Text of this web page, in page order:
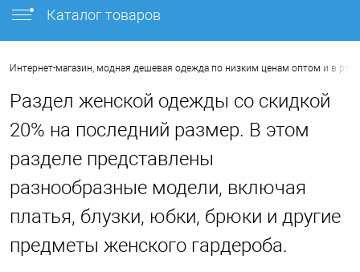
Каталог товаров
Интернет-магазин, модная дешевая одежда по низким ценам оптом и в
Раздел женской одежды со скидкой
20% на последний размер. В этом
разделе представлены
разнообразные модели, включая
платья, блузки, юбки, брюки и другие
предметы женского гардероба.